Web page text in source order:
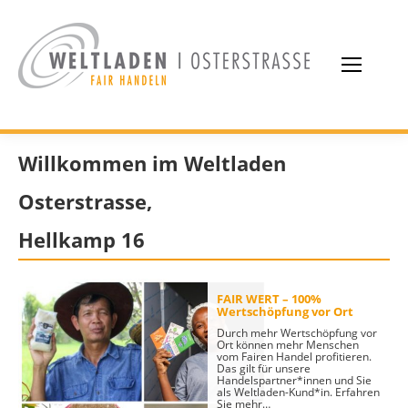
Willkommen im Weltladen
Osterstrasse,
Hellkamp 16
FAIR WERT – 100%
Wertschöpfung vor Ort
Durch mehr Wertschöpfung vor
Ort können mehr Menschen
vom Fairen Handel profitieren.
Das gilt für unsere
Handelspartner*innen und Sie
als Weltladen-Kund*in. Erfahren
Sie mehr…